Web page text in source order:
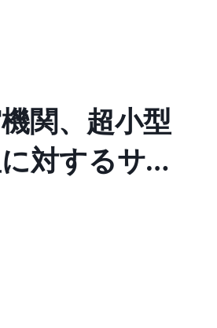
関、超小型
対するサイ
アイディア